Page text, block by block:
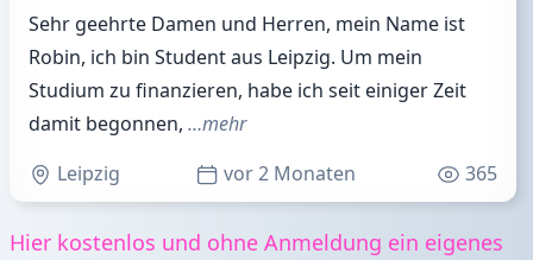
Sehr geehrte Damen und Herren, mein Name ist
Robin, ich bin Student aus Leipzig. Um mein
Studium zu finanzieren, habe ich seit einiger Zeit
damit begonnen, …mehr
Leipzig
vor 2 Monaten 365
Hier kostenlos und ohne Anmeldung ein eigenes